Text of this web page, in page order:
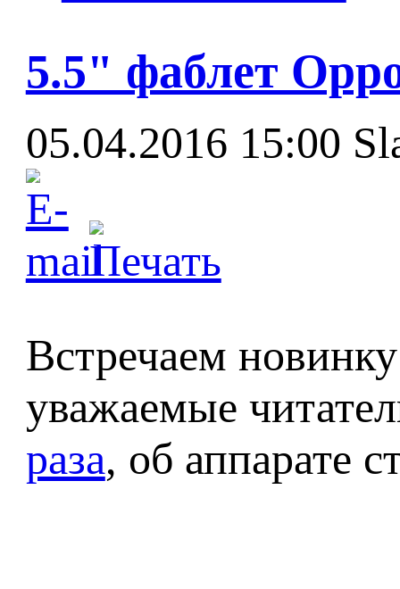
5.5" фаблет
05.04.2016 15:00
Встречаем
уважаемые
раза, об аппарате